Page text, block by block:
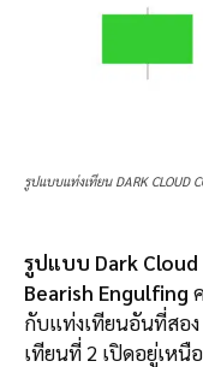
รูปแบบแท่งเทียน DARK CLOUD
รูปแบบ Dark Cloud
Bearish Engulfing
กับแท่งเทียนอันที่สอ
เทียนที่ 2 เปิดอยู่เหนื